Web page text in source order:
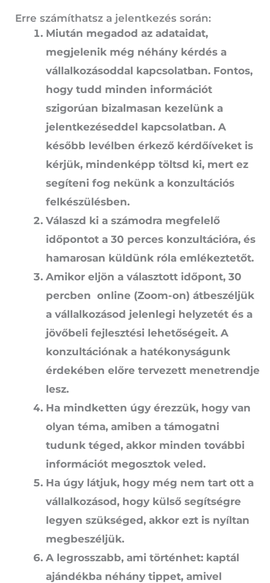
Erre számíthatsz a jelentkezés során:
Miután megadod az adataidat,
megjelenik még néhány kérdés a
vállalkozásoddal kapcsolatban. Fontos,
hogy tudd minden információt
szigorúan bizalmasan kezelünk a
jelentkezéseddel kapcsolatban. A
később levélben érkező kérdőíveket is
kérjük, mindenképp töltsd ki, mert ez
segíteni fog nekünk a konzultációs
felkészülésben.
Válaszd ki a számodra megfelelő
időpontot a 30 perces konzultációra, és
hamarosan küldünk róla emlékeztetőt.
Amikor eljön a választott időpont, 30
percben online (Zoom-on) átbeszéljük
a vállalkozásod jelenlegi helyzetét és a
jövőbeli fejlesztési lehetőségeit. A
konzultációnak a hatékonyságunk
érdekében előre tervezett menetrendje
lesz.
Ha mindketten úgy érezzük, hogy van
olyan téma, amiben a támogatni
tudunk téged, akkor minden további
információt megosztok veled.
Ha úgy látjuk, hogy még nem tart ott a
vállalkozásod, hogy külső segítségre
legyen szükséged, akkor ezt is nyíltan
megbeszéljük.
A legrosszabb, ami történhet: kaptál
ajándékba néhány tippet, amivel